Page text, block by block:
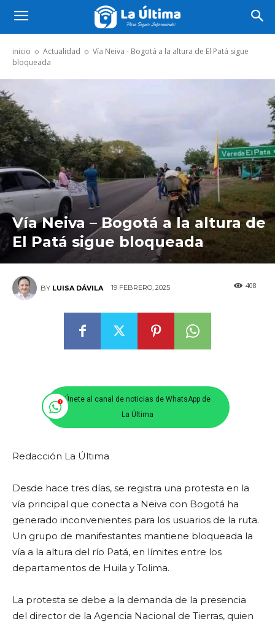
inicio Actualidad
Vía Neiva - Bogotá a la altura de El Patá sigue
bloqueada
Vía Neiva – Bogotá a la altura de
El Patá sigue bloqueada
BY LUISA DÁVILA 19 FEBRERO, 2025 408
Únete al canal de noticias de WhatsApp de
La Última
Redacción La Última
Desde hace tres días, se registra una protesta en la
vía principal que conecta a Neiva con Bogotá ha
generado inconvenientes para los usuarios de la ruta.
Un grupo de manifestantes mantiene bloqueada la
vía a la altura del río Patá, en límites entre los
departamentos de Huila y Tolima.
La protesta se debe a la demanda de la presencia
del director de la Agencia Nacional de Tierras, quien